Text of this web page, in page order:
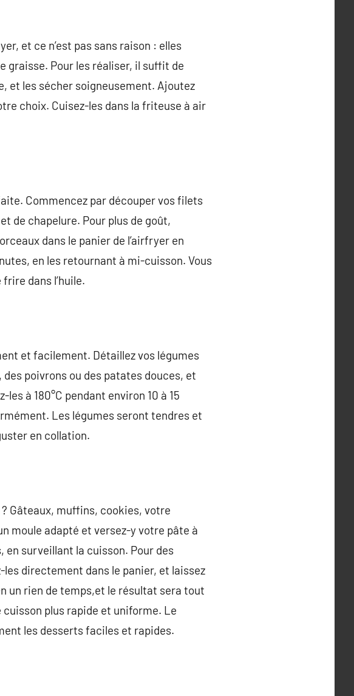
et ce n’est pas sans raison : elles
graisse. Pour les réaliser, il suffit de
et les sécher soigneusement. Ajoutez
choix. Cuisez-les dans la friteuse à air
Commencez par découper vos filets
de chapelure. Pour plus de goût,
dans le panier de l’airfryer en
en les retournant à mi-cuisson. Vous
dans l’huile.
et facilement. Détaillez vos légumes
poivrons ou des patates douces, et
les à 180°C pendant environ 10 à 15
Les légumes seront tendres et
en collation.
Gâteaux, muffins, cookies, votre
moule adapté et versez-y votre pâte à
en surveillant la cuisson. Pour des
directement dans le panier, et laissez
un rien de temps,et le résultat sera tout
cuisson plus rapide et uniforme. Le
les desserts faciles et rapides.